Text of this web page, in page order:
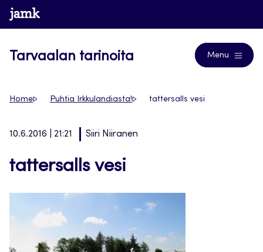
Siirry
suoraan
www.jamk.fi
Tarvaalan tarinoita Menu
Home Puhtia Irkkulandiasta! tattersalls vesi
10.6.2016 | 21:21 Siiri Niiranen
tattersalls vesi